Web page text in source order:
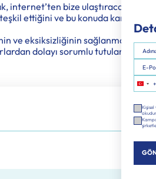
bize ulaştıracağınız
ettiğini ve bu konuda kanunen
ve eksiksizliğinin sağlanması
dolayı sorumlu tutulamaz.